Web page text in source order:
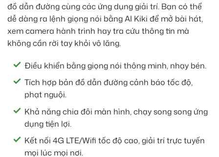
đồ dẫn đường cùng các ứng dụng giải trí. Bạn có thể
dễ dàng ra lệnh giọng nói bằng AI Kiki để mở bài hát,
xem camera hành trình hay tra cứu thông tin mà
không cần rời tay khỏi vô lăng.
Điều khiển bằng giọng nói thông minh, nhạy bén.
Tích hợp bản đồ dẫn đường cảnh báo tốc độ,
phạt nguội.
Khả năng chia đôi màn hình, chạy song song ứng
dụng tiện lợi.
Kết nối 4G LTE/Wifi tốc độ cao, giải trí trực tuyến
mọi lúc mọi nơi.